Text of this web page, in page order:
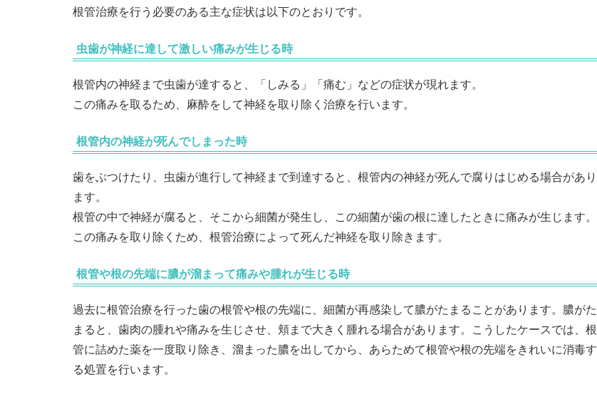
根管治療を行う必要のある主な症状は以下のとおりです。
虫歯が神経に達して激しい痛みが生じる時
根管内の神経まで虫歯が達すると、「しみる」「痛む」などの症状が現れます。
この痛みを取るため、麻酔をして神経を取り除く治療を行います。
根管内の神経が死んでしまった時
歯をぶつけたり、虫歯が進行して神経まで到達すると、根管内の神経が死んで腐りはじめる場合があり
ます。
根管の中で神経が腐ると、そこから細菌が発生し、この細菌が歯の根に達したときに痛みが生じます。
この痛みを取り除くため、根管治療によって死んだ神経を取り除きます。
根管や根の先端に膿が溜まって痛みや腫れが生じる時
過去に根管治療を行った歯の根管や根の先端に、細菌が再感染して膿がたまることがあります。膿がた
まると、歯肉の腫れや痛みを生じさせ、頬まで大きく腫れる場合があります。こうしたケースでは、根
管に詰めた薬を一度取り除き、溜まった膿を出してから、あらためて根管や根の先端をきれいに消毒す
る処置を行います。